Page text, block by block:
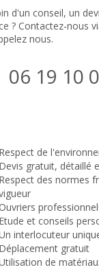
d'un conseil, un
? Contactez-nous
nous.
06 19 10
Respect de
Devis gratuit, détaillé
Respect des normes
Etude et conseils
interlocuteur
Déplacement gratuit
de